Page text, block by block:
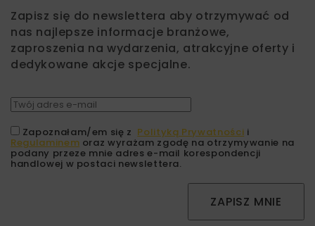
Zapisz się do newslettera aby otrzymywać od
nas najlepsze informacje branżowe,
zaproszenia na wydarzenia, atrakcyjne oferty i
dedykowane akcje specjalne.
Zapoznałam/em się z Polityką Prywatności i
Regulaminem oraz wyrażam zgodę na otrzymywanie na
podany przeze mnie adres e-mail korespondencji
handlowej w postaci newslettera.
ZAPISZ MNIE